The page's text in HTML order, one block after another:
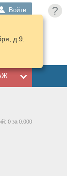
?
Войти
д.9.
0 за 0.000